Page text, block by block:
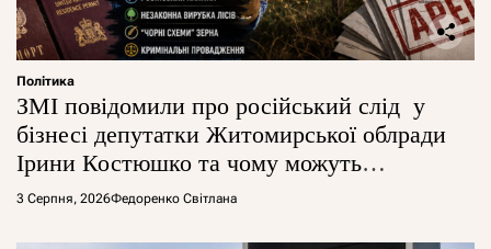
Політика
ЗМІ повідомили про російський слід у
бізнесі депутатки Житомирської облради
Ірини Костюшко та чому можуть
арештувати її активи
3 Серпня, 2026Федоренко Світлана